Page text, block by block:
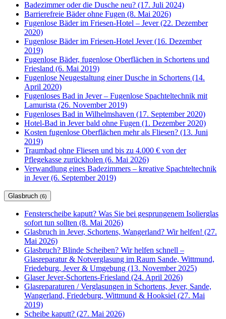
Badezimmer oder die Dusche neu? (17. Juli 2024)
Barrierefreie Bäder ohne Fugen (8. Mai 2026)
Fugenlose Bäder im Friesen-Hotel – Jever (22. Dezember
2020)
Fugenlose Bäder im Friesen-Hotel Jever (16. Dezember
2019)
Fugenlose Bäder, fugenlose Oberflächen in Schortens und
Friesland (6. Mai 2019)
Fugenlose Neugestaltung einer Dusche in Schortens (14.
April 2020)
Fugenloses Bad in Jever – Fugenlose Spachteltechnik mit
Lamurista (26. November 2019)
Fugenloses Bad in Wilhelmshaven (17. September 2020)
Hotel-Bad in Jever bald ohne Fugen (1. Dezember 2020)
Kosten fugenlose Oberflächen mehr als Fliesen? (13. Juni
2019)
Traumbad ohne Fliesen und bis zu 4.000 € von der
Pflegekasse zurückholen (6. Mai 2026)
Verwandlung eines Badezimmers – kreative Spachteltechnik
in Jever (6. September 2019)
Glasbruch (6)
Fensterscheibe kaputt? Was Sie bei gesprungenem Isolierglas
sofort tun sollten (8. Mai 2026)
Glasbruch in Jever, Schortens, Wangerland? Wir helfen! (27.
Mai 2026)
Glasbruch? Blinde Scheiben? Wir helfen schnell –
Glasreparatur & Notverglasung im Raum Sande, Wittmund,
Friedeburg, Jever & Umgebung (13. November 2025)
Glaser Jever-Schortens-Friesland (24. April 2026)
Glasreparaturen / Verglasungen in Schortens, Jever, Sande,
Wangerland, Friedeburg, Wittmund & Hooksiel (27. Mai
2019)
Scheibe kaputt? (27. Mai 2026)